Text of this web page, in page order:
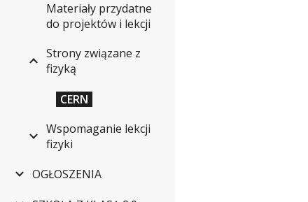
Materiały przydatne
do projektów i lekcji
Strony związane z
fizyką
CERN
Wspomaganie lekcji
fizyki
OGŁOSZENIA